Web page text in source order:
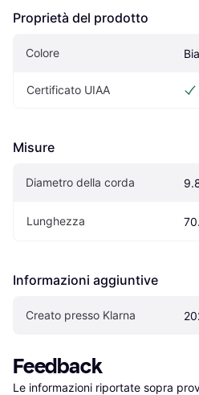
Proprietà del prodotto
Colore
Certificato UIAA
Misure
Diametro della corda
Lunghezza
Informazioni aggiuntive
Creato presso Klarna
Feedback
Le informazioni riportate sopra